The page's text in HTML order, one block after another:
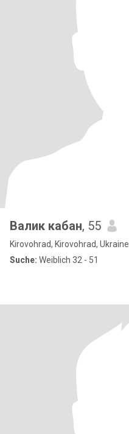
Валик кабан, 55
Kirovohrad, Kirovohrad, Ukraine
Suche: Weiblich 32 - 51